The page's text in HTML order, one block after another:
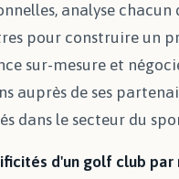
analyse chacun
pour construire un
sur-mesure et
auprès de ses
dans le secteur du
d'un golf club par